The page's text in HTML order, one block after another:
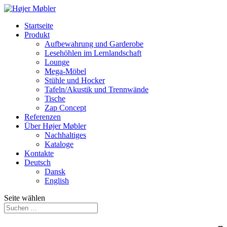
Startseite
Produkt
Aufbewahrung und Garderobe
Lesehöhlen im Lernlandschaft
Lounge
Mega-Möbel
Stühle und Hocker
Tafeln/Akustik und Trennwände
Tische
Zap Concept
Referenzen
Über Højer Møbler
Nachhaltiges
Kataloge
Kontakte
Deutsch
Dansk
English
Seite wählen